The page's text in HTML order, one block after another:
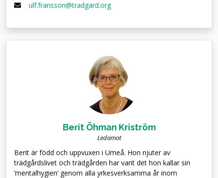
ulf.fransson@tradgard.org
Berit Öhman Kriström
Ledamot
Berit är född och uppvuxen i Umeå. Hon njuter av
trädgårdslivet och trädgården har varit det hon kallar sin
’mentalhygien’ genom alla yrkesverksamma år inom